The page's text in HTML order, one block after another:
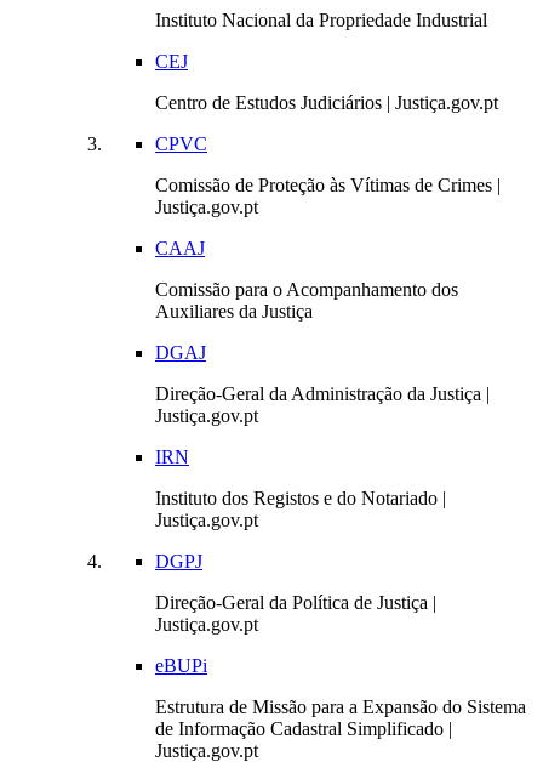
Instituto Nacional da Propriedade Industrial
CEJ
Centro de Estudos Judiciários | Justiça.gov.pt
CPVC
Comissão de Proteção às Vítimas de Crimes |
Justiça.gov.pt
CAAJ
Comissão para o Acompanhamento dos
Auxiliares da Justiça
DGAJ
Direção-Geral da Administração da Justiça |
Justiça.gov.pt
IRN
Instituto dos Registos e do Notariado |
Justiça.gov.pt
DGPJ
Direção-Geral da Política de Justiça |
Justiça.gov.pt
eBUPi
Estrutura de Missão para a Expansão do Sistema
de Informação Cadastral Simplificado |
Justiça.gov.pt